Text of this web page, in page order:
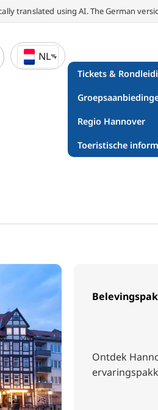
translated using AI. The German
NL
Tickets &
Regio Hannover
Toeristische
Ontdek